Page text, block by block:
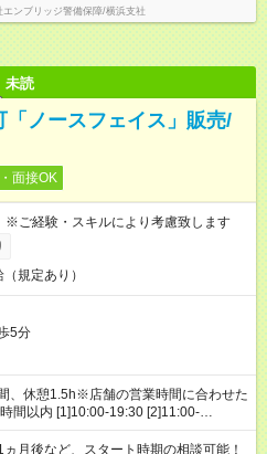
エンブリッジ警備保障/横浜支社
未読
ノースフェイス」販売/
面接OK
ご経験・スキルにより考慮致します
規定あり）
5分
間以内 [1]10:00-19:30 [2]11:00-
月後など、スタート時期の相談可能！